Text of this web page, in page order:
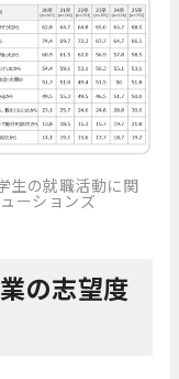
の就職活動に関
ーションズ
の志望度